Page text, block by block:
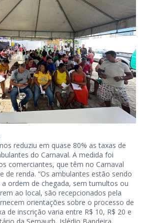
reduziu em quase 80% as taxas de
do Carnaval. A medida foi
comerciantes, que têm no Carnaval
de renda. “Os ambulantes estão sendo
ordem de chegada, sem tumultos ou
ao local, são recepcionados pela
orientações sobre o processo de
de inscrição varia entre R$ 10, R$ 20 e